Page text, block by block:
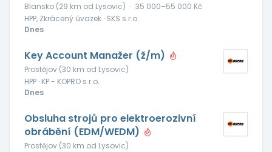
Blansko (29 km od Lysovic) · 35 000–55 000 Kč
HPP, Zkrácený úvazek · SKS s.r.o.
Dnes
Key Account Manažer (ž/m)
Prostějov (30 km od Lysovic)
HPP · KP - KOPRO s.r.o.
Dnes
Obsluha strojů pro elektroerozivní
obrábění (EDM/WEDM)
Prostějov (30 km od Lysovic)